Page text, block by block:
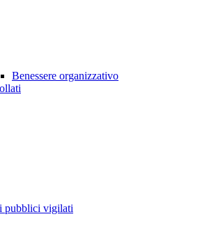
Benessere organizzativo
pubblici vigilati